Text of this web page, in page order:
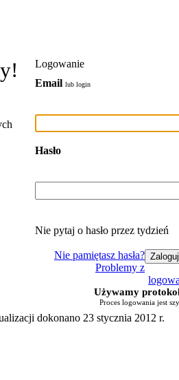
Logowanie
Email lub login
Hasło
Nie pytaj o hasło przez tydzień
Nie pamiętasz hasła?
Problemy z
Używamy
Proces logowania jest
dokonano 23 stycznia 2012 r.